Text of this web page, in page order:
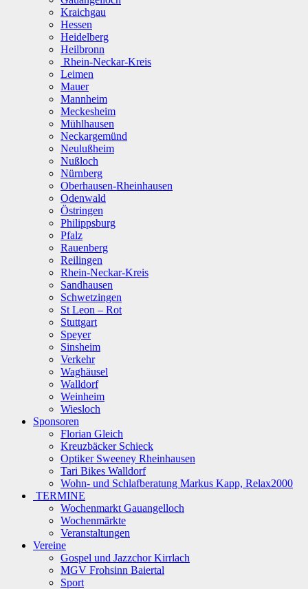
Kraichgau
Hessen
Heidelberg
Heilbronn
Rhein-Neckar-Kreis
Leimen
Mauer
Mannheim
Meckesheim
Mühlhausen
Neckargemünd
Neulußheim
Nußloch
Nürnberg
Oberhausen-Rheinhausen
Odenwald
Östringen
Philippsburg
Pfalz
Rauenberg
Reilingen
Rhein-Neckar-Kreis
Sandhausen
Schwetzingen
St Leon – Rot
Stuttgart
Speyer
Sinsheim
Verkehr
Waghäusel
Walldorf
Weinheim
Wiesloch
Sponsoren
Florian Gleich
Kreuzbäcker Schieck
Optiker Sweeney Rheinhausen
Tari Bikes Walldorf
Wohn- und Schlafberatung Markus Kapp, Relax2000
TERMINE
Wochenmarkt Gauangelloch
Wochenmärkte
Veranstaltungen
Vereine
Gospel und Jazzchor Kirrlach
MGV Frohsinn Baiertal
Sport